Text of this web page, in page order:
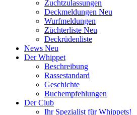
Zuchtzulassungen
Deckmeldungen Neu
Wurfmeldungen
Züchterliste Neu
Deckrüdenliste
News Neu
Der Whippet
Beschreibung
Rassestandard
Geschichte
Buchempfehlungen
Der Club
Ihr Spezialist für Whippets!